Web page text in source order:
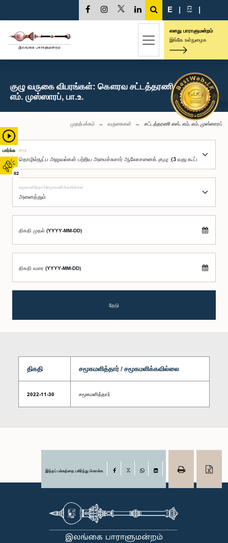
பார்க்க
02
E | සි |
எனது பாராளுமன்றம்
இங்கே உள்நுழைக
குழு வருகை விபரங்கள்: கௌரவ சட்டத்தரணி எஸ். எம்.
எம். முஸ்ஸாரப், பா.உ.
முதற்பக்கம் வருகைகள் சட்டத்தரணி எஸ். எம். எம். முஸ்ஸாரப்
குழு
சமூகமளித்தார்/சமூகமளிக்கவில்லை
திகதி முதல் (YYYY-MM-DD)
திகதி வரை (YYYY-MM-DD)
தேடு
திகதி சமூகமளித்தார் / சமூகமளிக்கவில்லை
2022-11-30 சமூகமளித்தார்
இந்தப் பக்கத்தை பகிர்ந்து கொள்க Facebook